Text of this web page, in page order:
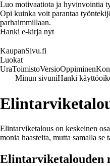
Luo motivaatiota ja hyvinvointia
Opi kuinka voit parantaa
parhaimmillaan.
Hanki e-kirja nyt
KaupanSivu.fi
Luokat
UraToimistoVersioOppiminen
Minun sivuniHanki
Elintarviketalous on keskeinen
monia haasteita, mutta samalla
Elintarviketalouden